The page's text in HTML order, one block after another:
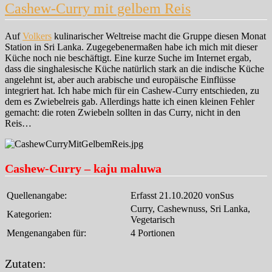
mit
Orange)
und
Lamm
Cashew-Curry mit gelbem Reis
AufVolkers kulinarischer Weltreise macht die Gruppe diesen Monat
Station in Sri Lanka. Zugegebenermaßen habe ich mich mit dieser
Küche noch nie beschäftigt. Eine kurze Suche im Internet ergab,
dass die singhalesische Küche natürlich stark an die indische Küche
angelehnt ist, aber auch arabische und europäische Einflüsse
integriert hat. Ich habe mich für ein Cashew-Curry entschieden, zu
dem es Zwiebelreis gab. Allerdings hatte ich einen kleinen Fehler
gemacht: die roten Zwiebeln sollten in das Curry, nicht in den
Reis…
Cashew-Curry – kaju maluwa
Quellenangabe:
Erfasst 21.10.2020 vonSus
Kategorien:
Curry, Cashewnuss, Sri Lanka,
Vegetarisch
Mengenangaben für:
4 Portionen
Zutaten: